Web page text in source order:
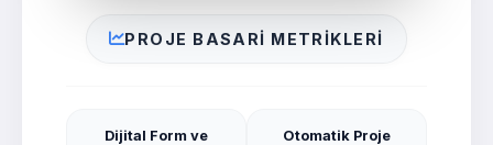
PROJE BASARI METRIKLERI
Dijital Form ve
Otomatik Proje